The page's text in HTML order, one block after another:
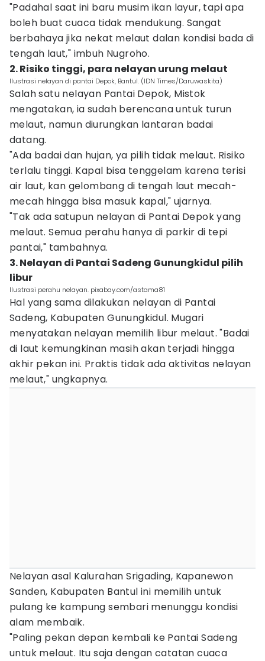
"Padahal saat ini baru musim ikan layur, tapi apa
boleh buat cuaca tidak mendukung. Sangat
berbahaya jika nekat melaut dalan kondisi bada di
tengah laut," imbuh Nugroho.
2. Risiko tinggi, para nelayan urung melaut
Ilustrasi nelayan di pantai Depok, Bantul. (IDN Times/Daruwaskita)
Salah satu nelayan Pantai Depok, Mistok
mengatakan, ia sudah berencana untuk turun
melaut, namun diurungkan lantaran badai
datang.
"Ada badai dan hujan, ya pilih tidak melaut. Risiko
terlalu tinggi. Kapal bisa tenggelam karena terisi
air laut, kan gelombang di tengah laut mecah-
mecah hingga bisa masuk kapal," ujarnya.
"Tak ada satupun nelayan di Pantai Depok yang
melaut. Semua perahu hanya di parkir di tepi
pantai," tambahnya.
3. Nelayan di Pantai Sadeng Gunungkidul pilih
libur
Ilustrasi perahu nelayan. pixabay.com/astama81
Hal yang sama dilakukan nelayan di Pantai
Sadeng, Kabupaten Gunungkidul. Mugari
menyatakan nelayan memilih libur melaut. "Badai
di laut kemungkinan masih akan terjadi hingga
akhir pekan ini. Praktis tidak ada aktivitas nelayan
melaut," ungkapnya.
Nelayan asal Kalurahan Srigading, Kapanewon
Sanden, Kabupaten Bantul ini memilih untuk
pulang ke kampung sembari menunggu kondisi
alam membaik.
"Paling pekan depan kembali ke Pantai Sadeng
untuk melaut. Itu saja dengan catatan cuaca